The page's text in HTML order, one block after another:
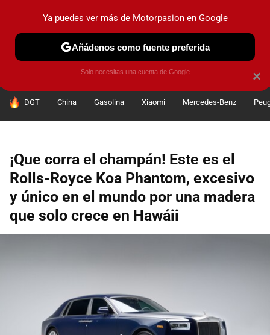
PRUEBAS COCHES ELÉCTRICOS OBSERVATORIO
HOY SE HABLA DE
DGT China Gasolina Xiaomi Mercedes-Benz
¡Que corra el champán! Este es el
Rolls-Royce Koa Phantom, excesivo
y único en el mundo por una madera
que solo crece en Hawáii
×
Ya puedes ver más de Motorpasion en Google
Añádenos como fuente preferida
Solo necesitas una cuenta de Google